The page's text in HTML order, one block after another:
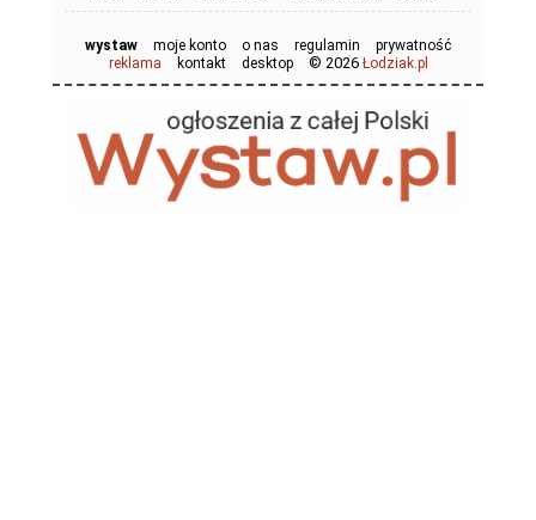
wystaw moje konto o nas regulamin
prywatność
reklama
kontakt desktop © 2026 Łodziak.pl